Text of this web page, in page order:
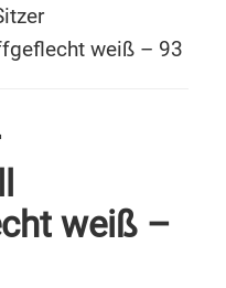
weiß – 93
weiß –